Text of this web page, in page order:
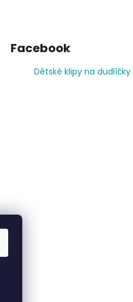
Facebook
Dětské klipy na dudlíčky